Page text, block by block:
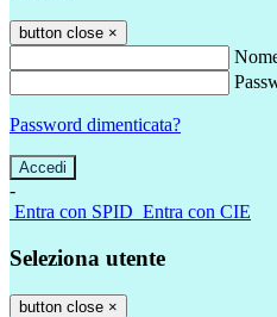
button close ×
Password dimenticata?
-
Entra con SPID Entra con CIE
Seleziona utente
button close ×